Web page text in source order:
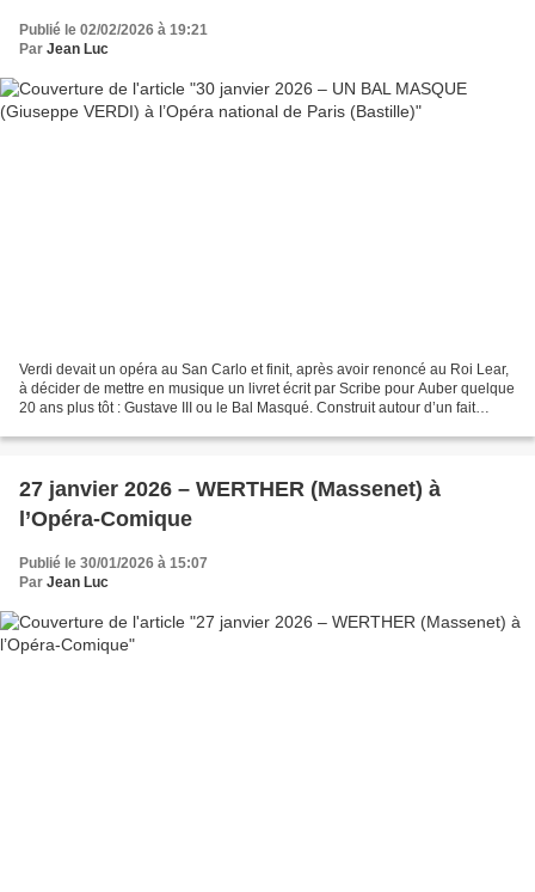
Publié le 02/02/2026 à 19:21
Par Jean Luc
Verdi devait un opéra au San Carlo et finit, après avoir renoncé au Roi Lear,
à décider de mettre en musique un livret écrit par Scribe pour Auber quelque
20 ans plus tôt : Gustave III ou le Bal Masqué. Construit autour d’un fait
27 janvier 2026 – WERTHER (Massenet) à
l’Opéra-Comique
Publié le 30/01/2026 à 15:07
Par Jean Luc